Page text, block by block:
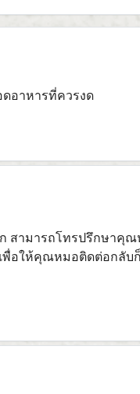
อาหารที่ควรงด
สามารถโทรปรึกษาคุณ
พื่อให้คุณหมอติดต่อกลับ